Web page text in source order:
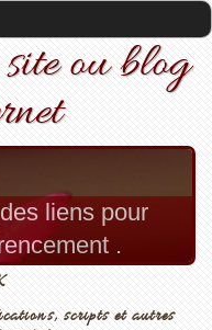
ou blog
liens pour
.
scripts et autres